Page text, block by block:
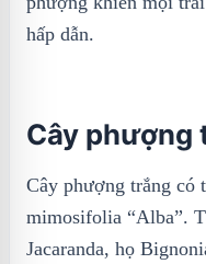
hấp dẫn.
Cây phượng
Cây phượng trắng có
mimosifolia “Alba”.
Jacaranda, họ